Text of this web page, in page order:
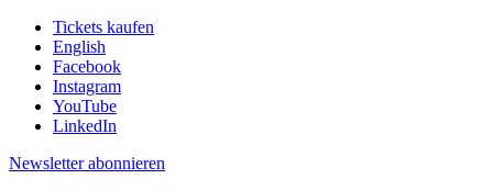
Tickets kaufen
English
Facebook
Instagram
YouTube
LinkedIn
Newsletter abonnieren